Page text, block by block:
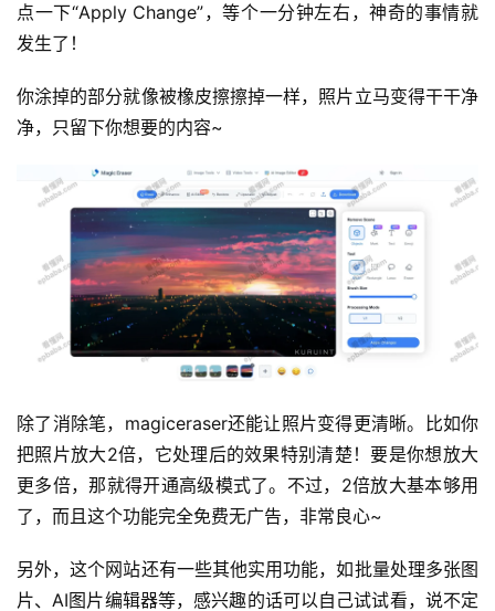
运
营
品
点一下“Apply Change”，等个一分钟左右，神奇的事情就
发生了！
你涂掉的部分就像被橡皮擦擦掉一样，照片立马变得干干净
净，只留下你想要的内容~
除了消除笔，magiceraser还能让照片变得更清晰。比如你
把照片放大2倍，它处理后的效果特别清楚！要是你想放大
更多倍，那就得开通高级模式了。不过，2倍放大基本够用
了，而且这个功能完全免费无广告，非常良心~
另外，这个网站还有一些其他实用功能，如批量处理多张图
片、AI图片编辑器等，感兴趣的话可以自己试试看，说不定